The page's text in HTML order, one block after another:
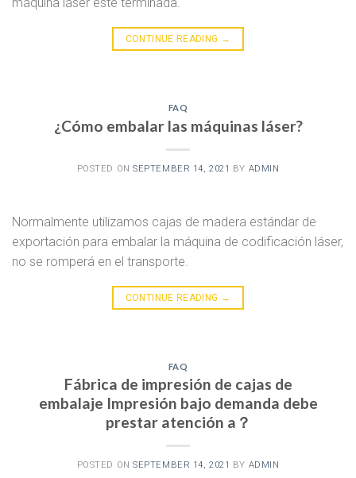
CONTINUE READING →
FAQ
¿Cómo embalar las máquinas láser?
POSTED ONSEPTEMBER 14, 2021 BY ADMIN
Normalmente utilizamos cajas de madera estándar de
exportación para embalar la máquina de codificación láser,
no se romperá en el transporte.
CONTINUE READING →
FAQ
Fábrica de impresión de cajas de
embalaje Impresión bajo demanda debe
prestar atención a？
POSTED ONSEPTEMBER 14, 2021 BY ADMIN